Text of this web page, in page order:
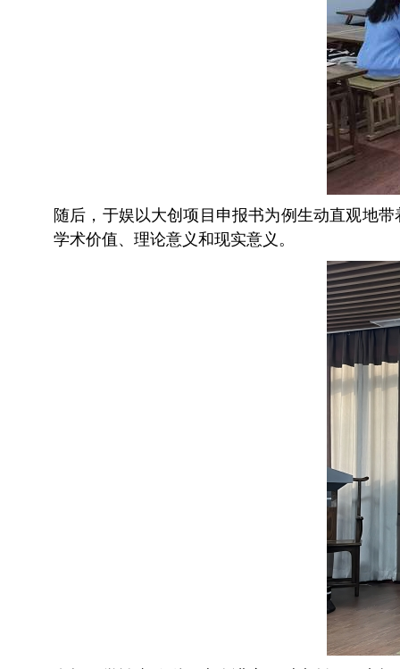
随后，于娱以大创项目申报书为例生动直观地
学术价值、理论意义和现实意义。